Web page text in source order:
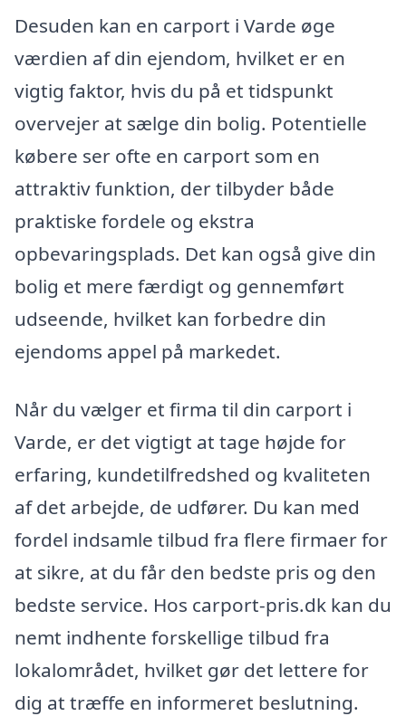
Desuden kan en carport i Varde øge
værdien af din ejendom, hvilket er en
vigtig faktor, hvis du på et tidspunkt
overvejer at sælge din bolig. Potentielle
købere ser ofte en carport som en
attraktiv funktion, der tilbyder både
praktiske fordele og ekstra
opbevaringsplads. Det kan også give din
bolig et mere færdigt og gennemført
udseende, hvilket kan forbedre din
ejendoms appel på markedet.
Når du vælger et firma til din carport i
Varde, er det vigtigt at tage højde for
erfaring, kundetilfredshed og kvaliteten
af det arbejde, de udfører. Du kan med
fordel indsamle tilbud fra flere firmaer for
at sikre, at du får den bedste pris og den
bedste service. Hos carport-pris.dk kan du
nemt indhente forskellige tilbud fra
lokalområdet, hvilket gør det lettere for
dig at træffe en informeret beslutning.